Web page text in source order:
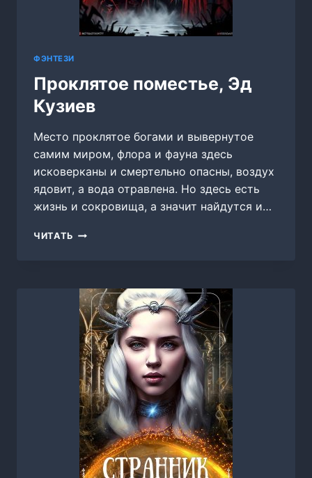
ФЭНТЕЗИ
Проклятое поместье, Эд
Кузиев
Место проклятое богами и вывернутое
самим миром, флора и фауна здесь
исковерканы и смертельно опасны, воздух
ядовит, а вода отравлена. Но здесь есть
жизнь и сокровища, а значит найдутся и…
ЧИТАТЬ ПРОКЛЯТОЕ